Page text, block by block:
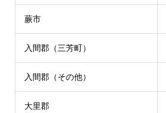
蕨市
入間郡（三芳町）
入間郡（その他）
大里郡